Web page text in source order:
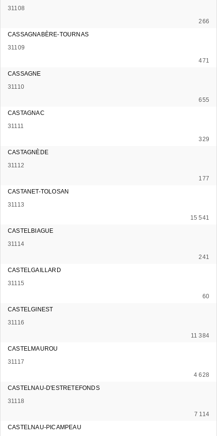
31108
266
CASSAGNABÈRE-TOURNAS
31109
471
CASSAGNE
31110
655
CASTAGNAC
31111
329
CASTAGNÈDE
31112
177
CASTANET-TOLOSAN
31113
15 541
CASTELBIAGUE
31114
241
CASTELGAILLARD
31115
60
CASTELGINEST
31116
11 384
CASTELMAUROU
31117
4 628
CASTELNAU-D'ESTRETEFONDS
31118
7 114
CASTELNAU-PICAMPEAU